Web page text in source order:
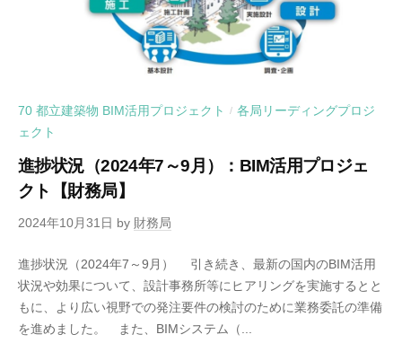
70 都立建築物 BIM活用プロジェクト / 各局リーディングプロジ
ェクト
進捗状況（2024年7～9月）：BIM活用プロジェ
クト【財務局】
2024年10月31日 by 財務局
進捗状況（2024年7～9月） 引き続き、最新の国内のBIM活用
状況や効果について、設計事務所等にヒアリングを実施するとと
もに、より広い視野での発注要件の検討のために業務委託の準備
を進めました。 また、BIMシステム（...